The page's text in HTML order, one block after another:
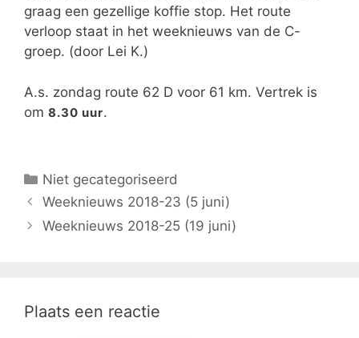
graag een gezellige koffie stop. Het route
verloop staat in het weeknieuws van de C-
groep. (door Lei K.)
A.s. zondag route 62 D voor 61 km. Vertrek is
om 8.30 uur.
Niet gecategoriseerd
Weeknieuws 2018-23 (5 juni)
Weeknieuws 2018-25 (19 juni)
Plaats een reactie